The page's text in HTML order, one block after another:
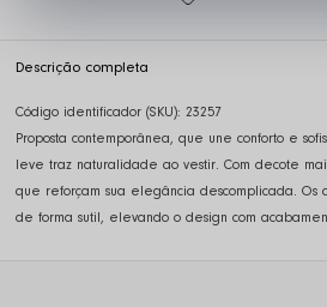
Descrição completa
Código identificador (SKU): 23257
Proposta contemporânea, que une conforto e
leve traz naturalidade ao vestir. Com decote
que reforçam sua elegância descomplicada.
de forma sutil, elevando o design com